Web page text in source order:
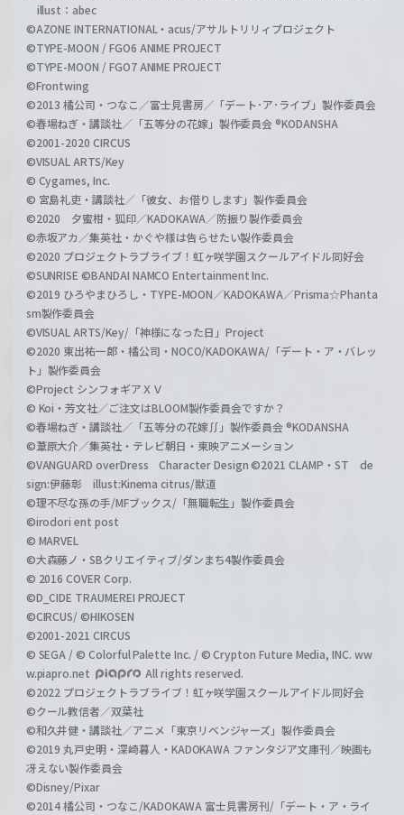
illust：abec
©AZONE INTERNATIONAL・acus/アサルトリリィプロジェクト
©TYPE-MOON / FGO6 ANIME PROJECT
©TYPE-MOON / FGO7 ANIME PROJECT
©Frontwing
©2013 橘公司・つなこ／富士見書房／「デート･ア･ライブ」製作委員会
©春場ねぎ・講談社／「五等分の花嫁」製作委員会 ®KODANSHA
©2001-2020 CIRCUS
©VISUAL ARTS/Key
© Cygames, Inc.
© 宮島礼吏・講談社／「彼女、お借りします」製作委員会
©2020 夕蜜柑・狐印／KADOKAWA／防振り製作委員会
©赤坂アカ／集英社・かぐや様は告らせたい製作委員会
©2020 プロジェクトラブライブ！虹ヶ咲学園スクールアイドル同好会
©SUNRISE ©BANDAI NAMCO Entertainment Inc.
©2019 ひろやまひろし・TYPE-MOON／KADOKAWA／Prisma☆Phanta
sm製作委員会
©VISUAL ARTS/Key/「神様になった日」Project
©2020 東出祐一郎・橘公司・NOCO/KADOKAWA/「デート・ア・バレッ
ト」製作委員会
©Project シンフォギアＸＶ
© Koi・芳文社／ご注文はBLOOM製作委員会ですか？
©春場ねぎ・講談社／「五等分の花嫁∬」製作委員会 ®KODANSHA
©葦原大介／集英社・テレビ朝日・東映アニメーション
©VANGUARD overDress Character Design ©2021 CLAMP・ST de
sign:伊藤彰 illust:Kinema citrus/獣道
©理不尽な孫の手/MFブックス/「無職転生」製作委員会
©irodori ent post
© MARVEL
©大森藤ノ・SBクリエイティブ/ダンまち4製作委員会
© 2016 COVER Corp.
©D_CIDE TRAUMEREI PROJECT
©CIRCUS/ ©HIKOSEN
©2001-2021 CIRCUS
© SEGA / © Colorful Palette Inc. / © Crypton Future Media, INC. ww
w.piapro.net
All rights reserved.
©2022 プロジェクトラブライブ！虹ヶ咲学園スクールアイドル同好会
©クール教信者／双葉社
©和久井健・講談社／アニメ「東京リベンジャーズ」製作委員会
©2019 丸戸史明・深崎暮人・KADOKAWA ファンタジア文庫刊／映画も
冴えない製作委員会
©Disney/Pixar
©2014 橘公司・つなこ/KADOKAWA 富士見書房刊/「デート・ア・ライ